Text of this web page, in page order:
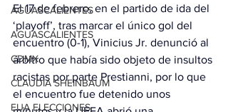
AGUASCALIENTES
AGUASCALIENTES
CDMX
CLAUDIA SHEINBAUM
EUA ELECCIONES
El 17 de febrero, en el partido de ida del
‘playoff’, tras marcar el único gol del
encuentro (0-1), Vinicius Jr. denunció al
árbitro que había sido objeto de insultos
racistas por parte Prestianni, por lo que
el encuentro fue detenido unos